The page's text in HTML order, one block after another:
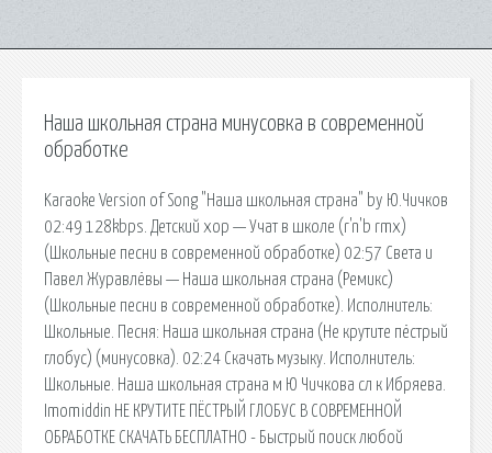
Наша школьная страна минусовка в современной
обработке
Karaoke Version of Song "Наша школьная страна" by Ю.Чичков
02:49 128kbps. Детский хор — Учат в школе (r'n'b rmx)
(Школьные песни в современной обработке) 02:57 Света и
Павел Журавлёвы — Наша школьная страна (Ремикс)
(Школьные песни в современной обработке). Исполнитель:
Школьные. Песня: Наша школьная страна (Не крутите пёстрый
глобус) (минусовка). 02:24 Скачать музыку. Исполнитель:
Школьные. Наша школьная страна м Ю Чичкова сл к Ибряева.
Imomiddin НЕ КРУТИТЕ ПЁСТРЫЙ ГЛОБУС В СОВРЕМЕННОЙ
ОБРАБОТКЕ СКАЧАТЬ БЕСПЛАТНО - Быстрый поиск любой